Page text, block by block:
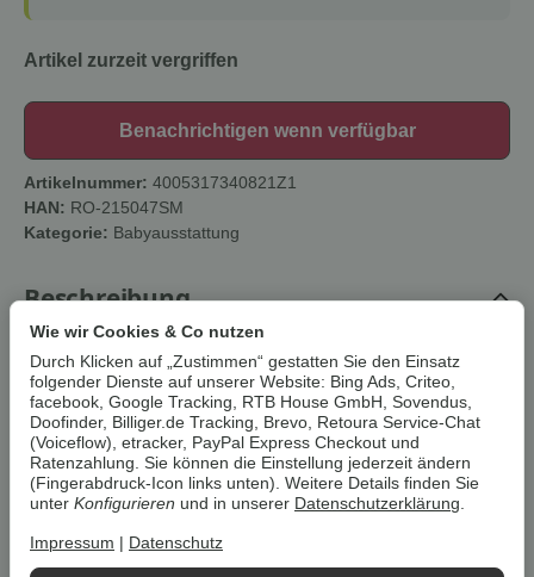
Artikel zurzeit vergriffen
Benachrichtigen wenn verfügbar
Artikelnummer: 4005317340821Z1
HAN: RO-215047SM
Kategorie: Babyausstattung
Beschreibung
Um die Umwelt zu schonen, vermeiden wir aufwendige
Umverpackungen. Wenn immer es möglich ist, versenden wir Ihre
Bestellung imOriginalkarton des Herstellers.
roba Türschutzgitter, 75-82 cm,
schwarz
Wie wir Cookies & Co nutzen
Durch Klicken auf „Zustimmen“ gestatten Sie den Einsatz
folgender Dienste auf unserer Website: Bing Ads, Criteo,
facebook, Google Tracking, RTB House GmbH, Sovendus,
Doofinder, Billiger.de Tracking, Brevo, Retoura Service-Chat
(Voiceflow), etracker, PayPal Express Checkout und
Ratenzahlung. Sie können die Einstellung jederzeit ändern
(Fingerabdruck-Icon links unten). Weitere Details finden Sie
unter Konfigurieren und in unserer Datenschutzerklärung.
Impressum Datenschutz